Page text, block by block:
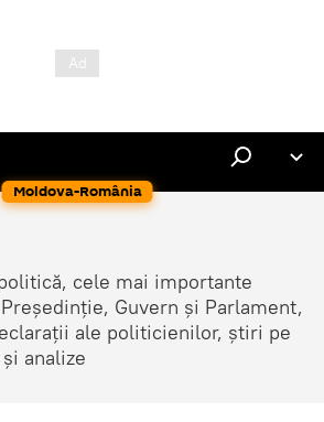
Moldova-România
cele mai importante
Guvern și Parlament,
ale politicienilor, știri pe
analize